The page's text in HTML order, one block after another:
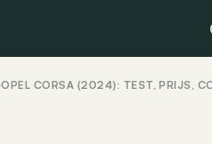
OPEL CORSA (2024): TEST, PRIJS,